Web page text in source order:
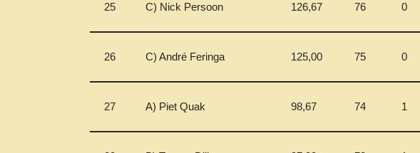
25 C) Nick Persoon 126,67 76 0
26 C) André Feringa 125,00 75 0
27 A) Piet Quak 98,67 74 1